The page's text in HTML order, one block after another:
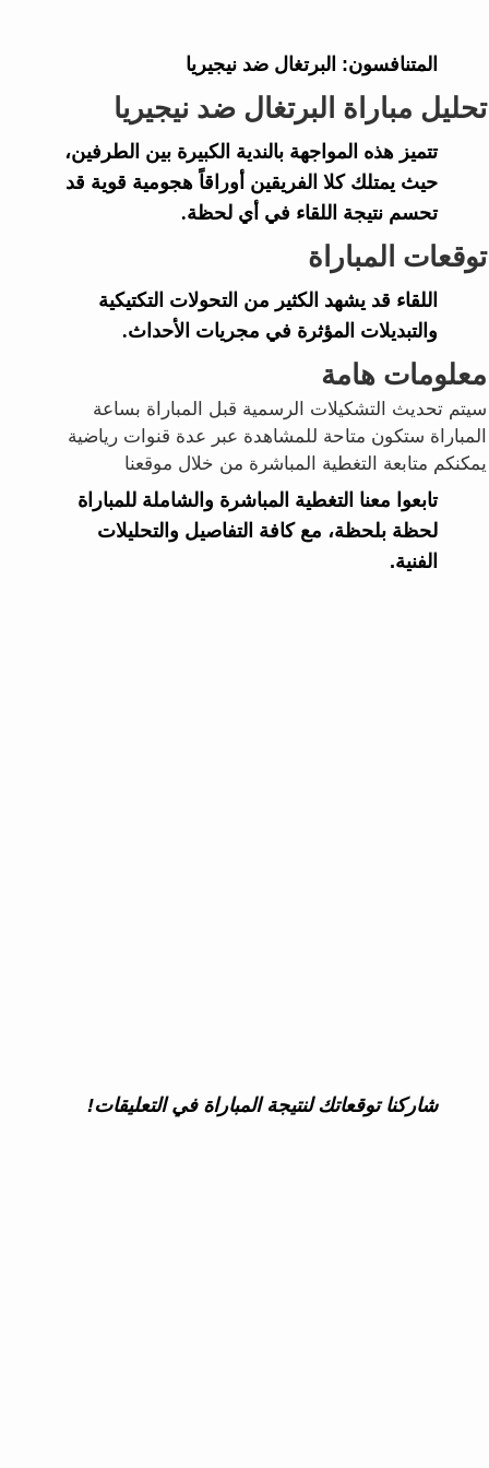
المتنافسون: البرتغال ضد نيجيريا
تحليل مباراة البرتغال ضد نيجيريا
تتميز هذه المواجهة بالندية الكبيرة بين الطرفين،
حيث يمتلك كلا الفريقين أوراقاً هجومية قوية قد
تحسم نتيجة اللقاء في أي لحظة.
توقعات المباراة
اللقاء قد يشهد الكثير من التحولات التكتيكية
والتبديلات المؤثرة في مجريات الأحداث.
معلومات هامة
سيتم تحديث التشكيلات الرسمية قبل المباراة بساعة
المباراة ستكون متاحة للمشاهدة عبر عدة قنوات رياضية
يمكنكم متابعة التغطية المباشرة من خلال موقعنا
تابعوا معنا التغطية المباشرة والشاملة للمباراة
لحظة بلحظة، مع كافة التفاصيل والتحليلات
الفنية.
شاركنا توقعاتك لنتيجة المباراة في التعليقات!